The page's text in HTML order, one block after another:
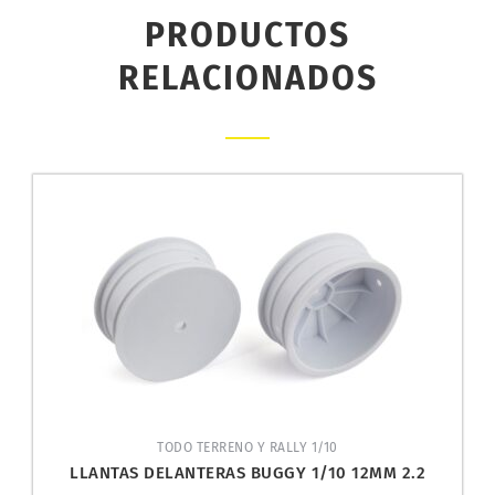
PRODUCTOS
RELACIONADOS
TODO TERRENO Y RALLY 1/10
LLANTAS DELANTERAS BUGGY 1/10 12MM 2.2